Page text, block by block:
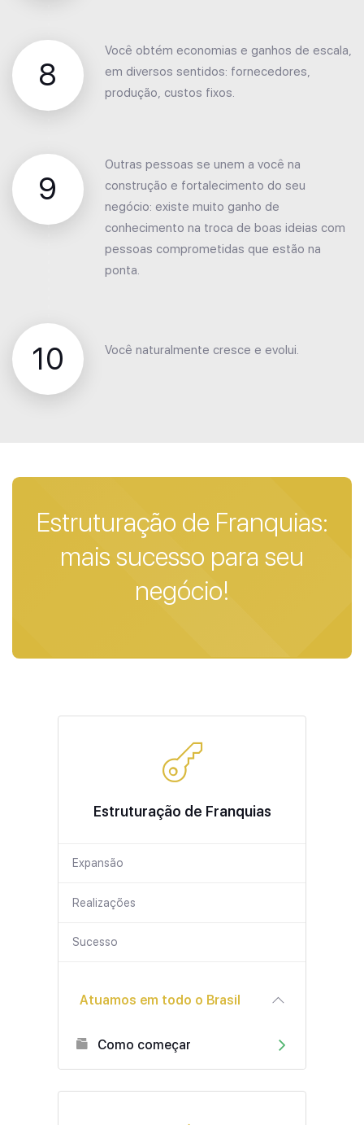
8
Você obtém economias e ganhos de escala,
em diversos sentidos: fornecedores,
produção, custos fixos.
9
Outras pessoas se unem a você na
construção e fortalecimento do seu
negócio: existe muito ganho de
conhecimento na troca de boas ideias com
pessoas comprometidas que estão na
ponta.
10 Você naturalmente cresce e evolui.
Estruturação de Franquias:
mais sucesso para seu
negócio!
Estruturação de Franquias
Expansão
Realizações
Sucesso
Atuamos em todo o Brasil
Como começar